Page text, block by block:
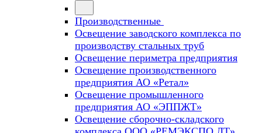
Производственные
Освещение заводского комплекса по
производству стальных труб
Освещение периметра предприятия
Освещение производственного
предприятия АО «Ретал»
Освещение промышленного
предприятия АО «ЭППЖТ»
Освещение сборочно-складского